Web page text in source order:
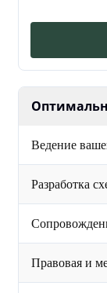
Ведение
Разработка
Правовая и